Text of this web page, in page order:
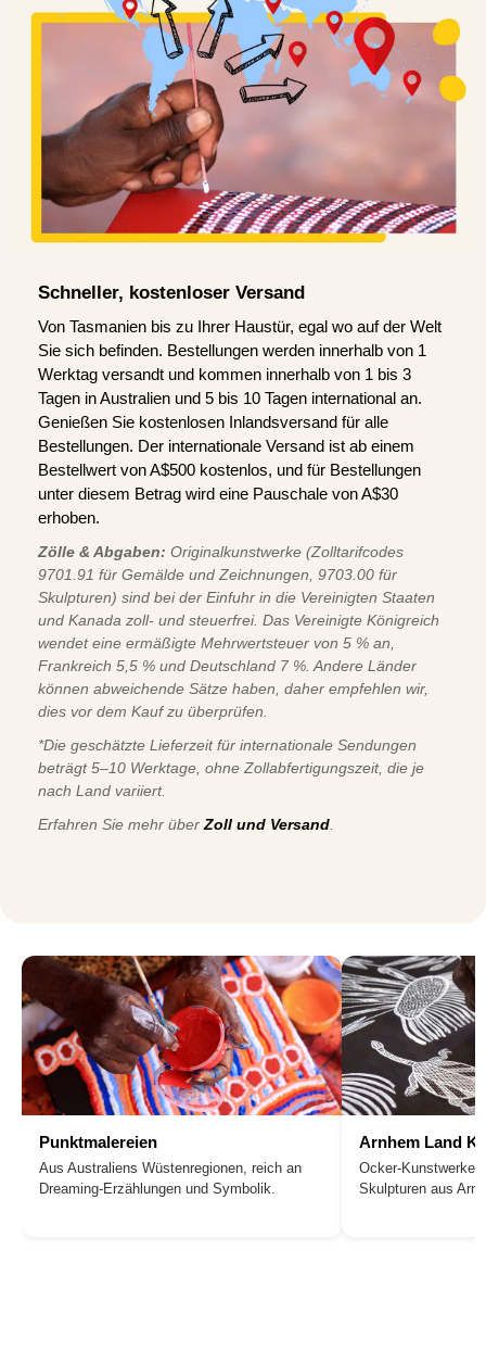
Schneller, kostenloser Versand
Von Tasmanien bis zu Ihrer Haustür, egal wo auf der Welt
Sie sich befinden. Bestellungen werden innerhalb von 1
Werktag versandt und kommen innerhalb von 1 bis 3
Tagen in Australien und 5 bis 10 Tagen international an.
Genießen Sie kostenlosen Inlandsversand für alle
Bestellungen. Der internationale Versand ist ab einem
Bestellwert von A$500 kostenlos, und für Bestellungen
unter diesem Betrag wird eine Pauschale von A$30
erhoben.
Zölle & Abgaben: Originalkunstwerke (Zolltarifcodes
9701.91 für Gemälde und Zeichnungen, 9703.00 für
Skulpturen) sind bei der Einfuhr in die Vereinigten Staaten
und Kanada zoll- und steuerfrei. Das Vereinigte Königreich
wendet eine ermäßigte Mehrwertsteuer von 5 % an,
Frankreich 5,5 % und Deutschland 7 %. Andere Länder
können abweichende Sätze haben, daher empfehlen wir,
dies vor dem Kauf zu überprüfen.
*Die geschätzte Lieferzeit für internationale Sendungen
beträgt 5–10 Werktage, ohne Zollabfertigungszeit, die je
nach Land variiert.
Erfahren Sie mehr über Zoll und Versand
Punktmalereien
Aus Australiens Wüstenregionen, reich an
Dreaming-Erzählungen und Symbolik.
Arnhem Land
Ocker-Kunstwerke,
Skulpturen aus